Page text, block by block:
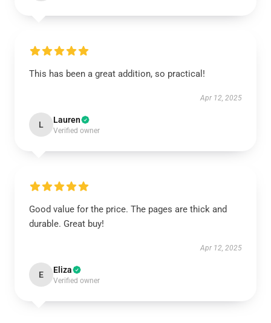
This has been a great addition, so practical!
Apr 12, 2025
L Lauren
Verified owner
Good value for the price. The pages are thick and
durable. Great buy!
Apr 12, 2025
E Eliza
Verified owner